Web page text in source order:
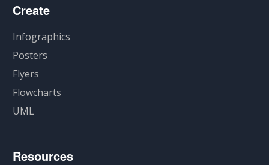
Create
Infographics
Posters
Flyers
Flowcharts
UML
Resources